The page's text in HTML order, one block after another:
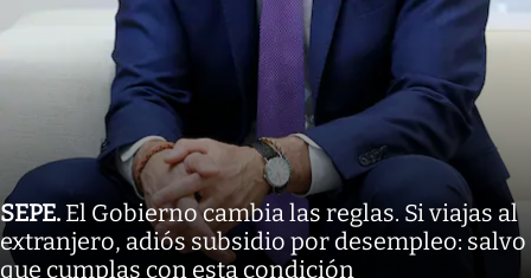
SEPE. El Gobierno cambia las reglas. Si viajas al
extranjero, adiós subsidio por desempleo: salvo
que cumplas con esta condición